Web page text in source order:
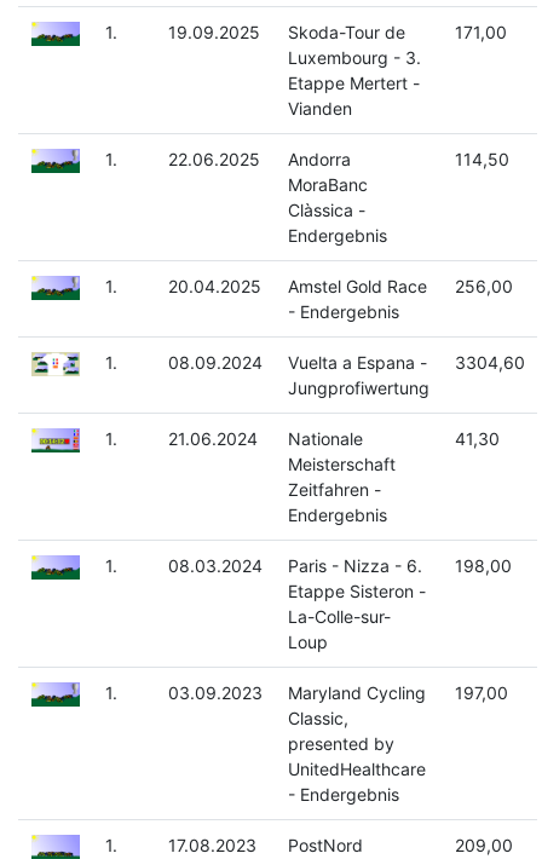
1. 19.09.2025
Skoda-Tour de
Luxembourg - 3.
Etappe Mertert -
Vianden
171,00
1. 22.06.2025
Andorra
MoraBanc
Clàssica -
Endergebnis
114,50
1. 20.04.2025
Amstel Gold Race
- Endergebnis
256,00
1. 08.09.2024
Vuelta a Espana -
Jungprofiwertung
3304,60
1. 21.06.2024
Nationale
Meisterschaft
Zeitfahren -
Endergebnis
41,30
1. 08.03.2024
Paris - Nizza - 6.
Etappe Sisteron -
La-Colle-sur-
Loup
198,00
1. 03.09.2023
Maryland Cycling
Classic,
presented by
UnitedHealthcare
- Endergebnis
197,00
1. 17.08.2023
PostNord
209,00